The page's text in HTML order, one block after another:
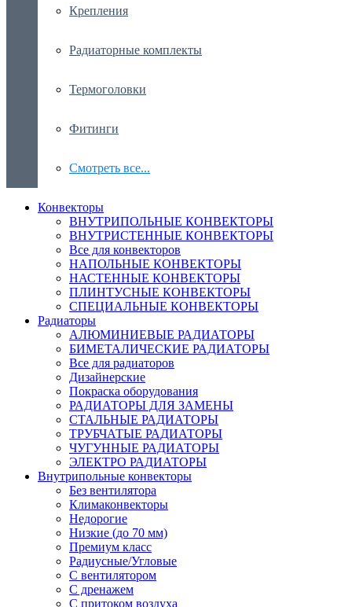
Крепления
Радиаторные комплекты
Термоголовки
Фитинги
Смотреть все...
Конвекторы
ВНУТРИПОЛЬНЫЕ КОНВЕКТОРЫ
ВНУТРИСТЕННЫЕ КОНВЕКТОРЫ
Все для конвекторов
НАПОЛЬНЫЕ КОНВЕКТОРЫ
НАСТЕННЫЕ КОНВЕКТОРЫ
ПЛИНТУСНЫЕ КОНВЕКТОРЫ
СПЕЦИАЛЬНЫЕ КОНВЕКТОРЫ
Радиаторы
АЛЮМИНИЕВЫЕ РАДИАТОРЫ
БИМЕТАЛИЧЕСКИЕ РАДИАТОРЫ
Все для радиаторов
Дизайнерские
Покраска оборудования
РАДИАТОРЫ ДЛЯ ЗАМЕНЫ
СТАЛЬНЫЕ РАДИАТОРЫ
ТРУБЧАТЫЕ РАДИАТОРЫ
ЧУГУННЫЕ РАДИАТОРЫ
ЭЛЕКТРО РАДИАТОРЫ
Внутрипольные конвекторы
Без вентилятора
Климаконвекторы
Недорогие
Низкие (до 70 мм)
Премиум класс
Радиусные/Угловые
С вентилятором
С дренажем
С притоком воздуха